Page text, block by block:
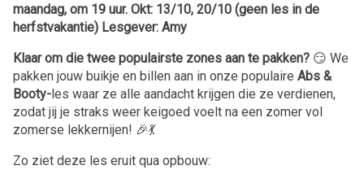
maandag, om 19 uur. Okt: 13/10, 20/10 (geen les in de
herfstvakantie) Lesgever: Amy
Klaar om die twee populairste zones aan te pakken? 😏 We
pakken jouw buikje en billen aan in onze populaire Abs &
Booty-les waar ze alle aandacht krijgen die ze verdienen,
zodat jij je straks weer keigoed voelt na een zomer vol
zomerse lekkernijen! 🎉💃
Zo ziet deze les eruit qua opbouw: